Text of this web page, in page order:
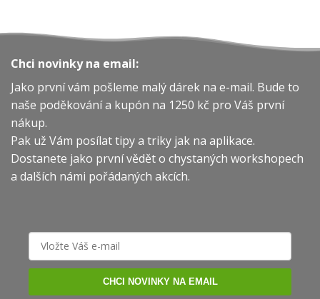
Chci novinky na email:
Jako první vám pošleme malý dárek na e-mail. Bude to
naše poděkování a kupón na 1250 kč pro Váš první
nákup.
Pak už Vám posílat tipy a triky jak na aplikace.
Dostanete jako první vědět o chystaných workshopech
a dalších námi pořádaných akcích.
CHCI NOVINKY NA EMAIL